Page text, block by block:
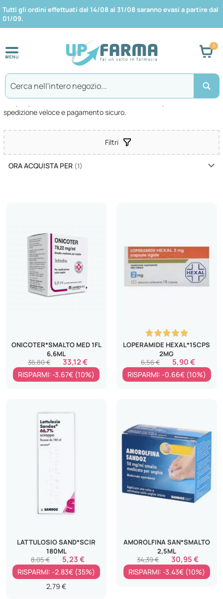
Tutti gli ordini effettuati dal 14/08 al 31/08 saranno evasi a partire dal
01/09.
SANDOZ SpA
spedizione veloce e pagamento sicuro.
Filtri
ORA ACQUISTA PER
ONICOTER*SMALTO MED 1FL
6,6ML
33,12 €
36,80 €
RISPARMI: -3.67€ (10%)
LOPERAMIDE HEXAL*15CPS
2MG
5,90 €
6,56 €
RISPARMI: -0.66€ (10%)
LATTULOSIO SAND*SCIR
180ML
5,23 €
8,05 €
RISPARMI: -2.83€ (35%)
2,79 €
AMOROLFINA SAN*SMALTO
2,5ML
30,95 €
34,39 €
RISPARMI: -3.43€ (10%)